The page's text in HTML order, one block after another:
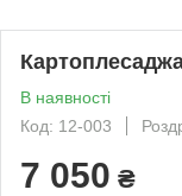
В наявності
Код: 12-003
7 050 ₴